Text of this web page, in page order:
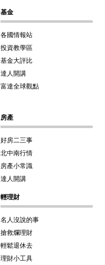
基金
各國情報站
投資教學區
基金大評比
達人開講
富達全球觀點
房產
好房二三事
北中南行情
房產小常識
達人開講
輕理財
名人沒說的事
搶救爛理財
輕鬆退休去
理財小工具